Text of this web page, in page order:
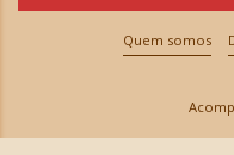
Quem somos